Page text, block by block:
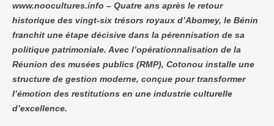
www.noocultures.info – Quatre ans après le retour
historique des vingt-six trésors royaux d’Abomey, le Bénin
franchit une étape décisive dans la pérennisation de sa
politique patrimoniale. Avec l’opérationnalisation de la
Réunion des musées publics (RMP), Cotonou installe une
structure de gestion moderne, conçue pour transformer
l’émotion des restitutions en une industrie culturelle
d’excellence.